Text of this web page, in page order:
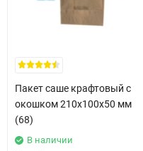
Пакет саше крафтовый с
окошком 210х100х50 мм
(68)
В наличии